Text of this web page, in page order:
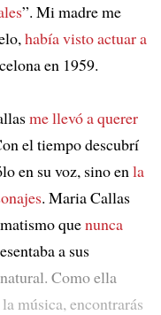
”. Mi madre me
había visto actuar a
en 1959.
me llevó a querer
el tiempo descubrí
en su voz, sino enla
. Maria Callas
quenunca
a sus
Como ella
la música, encontrarás